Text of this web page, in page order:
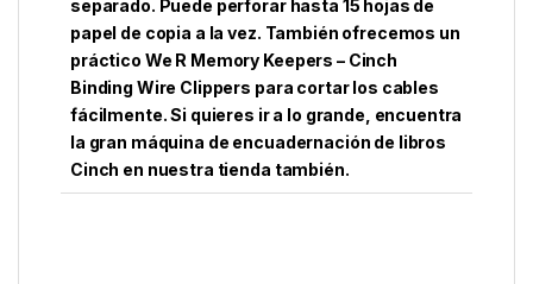
separado. Puede perforar hasta 15 hojas de
papel de copia a la vez. También ofrecemos un
práctico We R Memory Keepers – Cinch
Binding Wire Clippers para cortar los cables
fácilmente. Si quieres ir a lo grande, encuentra
la gran máquina de encuadernación de libros
Cinch en nuestra tienda también.